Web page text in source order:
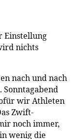
Einstellung
nichts
nach und nach
wir Athleten
Zwift-
noch immer,
wenig die